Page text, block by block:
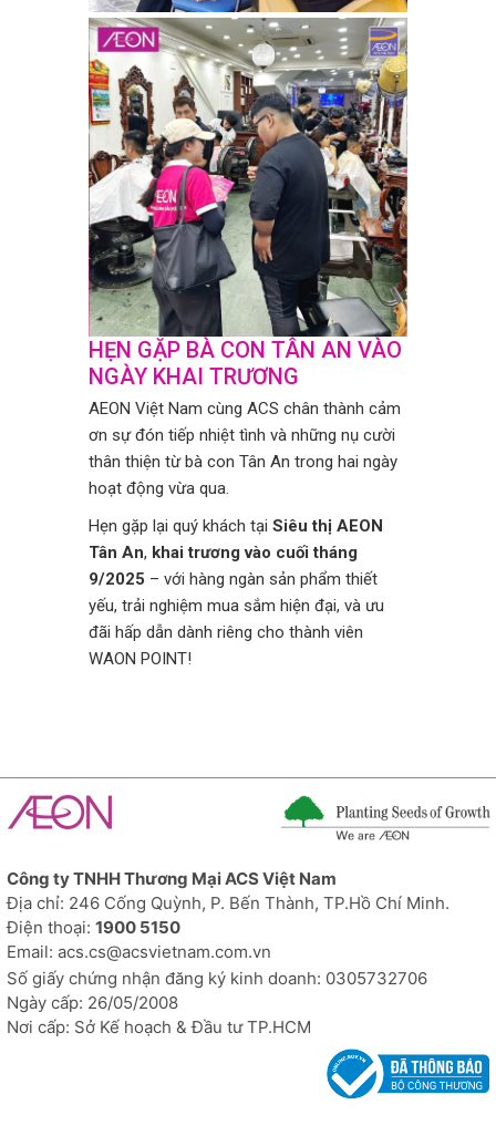
HẸN GẶP BÀ CON TÂN AN VÀO
NGÀY KHAI TRƯƠNG
AEON Việt Nam cùng ACS chân thành cảm
ơn sự đón tiếp nhiệt tình và những nụ cười
thân thiện từ bà con Tân An trong hai ngày
hoạt động vừa qua.
Hẹn gặp lại quý khách tại Siêu thị AEON
Tân An, khai trương vào cuối tháng
9/2025 – với hàng ngàn sản phẩm thiết
yếu, trải nghiệm mua sắm hiện đại, và ưu
đãi hấp dẫn dành riêng cho thành viên
WAON POINT!
Công ty TNHH Thương Mại ACS Việt Nam
Địa chỉ: 246 Cống Quỳnh, P. Bến Thành, TP.Hồ Chí Minh.
Điện thoại: 1900 5150
Email: acs.cs@acsvietnam.com.vn
Số giấy chứng nhận đăng ký kinh doanh: 0305732706
Ngày cấp: 26/05/2008
Nơi cấp: Sở Kế hoạch & Đầu tư TP.HCM